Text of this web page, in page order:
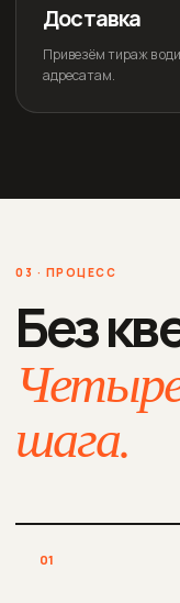
Доставка
Привезём тираж в
адресатам.
03 · ПРОЦЕСС
Без
шага.
01